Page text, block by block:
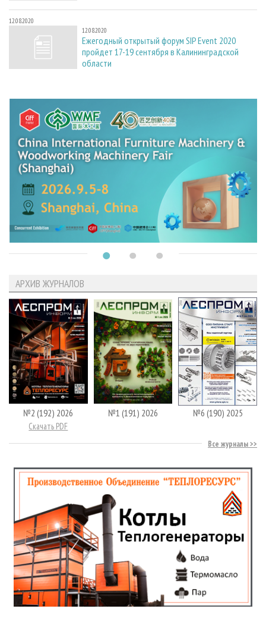
12.08.2020
12.08.2020
Ежегодный открытый форум SIP Event 2020
пройдет 17-19 сентября в Калининградской
области
АРХИВ ЖУРНАЛОВ
№2 (192) 2026
Скачать PDF
№1 (191) 2026 №6 (190) 2025
Все журналы